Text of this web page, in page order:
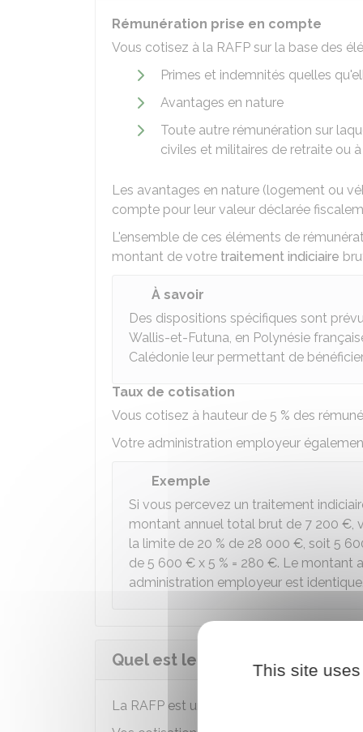
Rémunération prise en compte
Vous cotisez à la RAFP sur la base des
Primes et indemnités quelles
Avantages en nature
Toute autre rémunération sur
civiles et militaires de retraite ou
Les avantages en nature (logement ou
compte pour leur valeur déclarée
L'ensemble de ces éléments de
montant de votre traitement indiciaire
À savoir
Des dispositions spécifiques sont
Wallis-et-Futuna, en Polynésie
Calédonie leur permettant de
Taux de cotisation
Vous cotisez à hauteur de 5 % des
Votre administration employeur
Exemple
Si vous percevez un traitement
montant annuel total brut de 7 200 €,
la limite de 20 % de 28 000 €, soit 5
de 5 600 € x 5 % = 280 €. Le montant
administration employeur est identique.
Quel est le montant de la
La RAFP est un régime de
This site